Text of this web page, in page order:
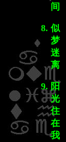
间
似
梦
迷
离
阳
光
住
在
我